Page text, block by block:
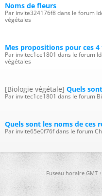
Noms de fleurs
Par invite324176f8 dans le forum
végétales
Mes propositions pour ces 4
Par invitec1ce1801 dans le forum
végétales
[Biologie végétale] Quels
Par invitec1ce1801 dans le forum
Quels sont les noms de ces
Par invite65e0f76f dans le forum
Fuseau horaire GMT